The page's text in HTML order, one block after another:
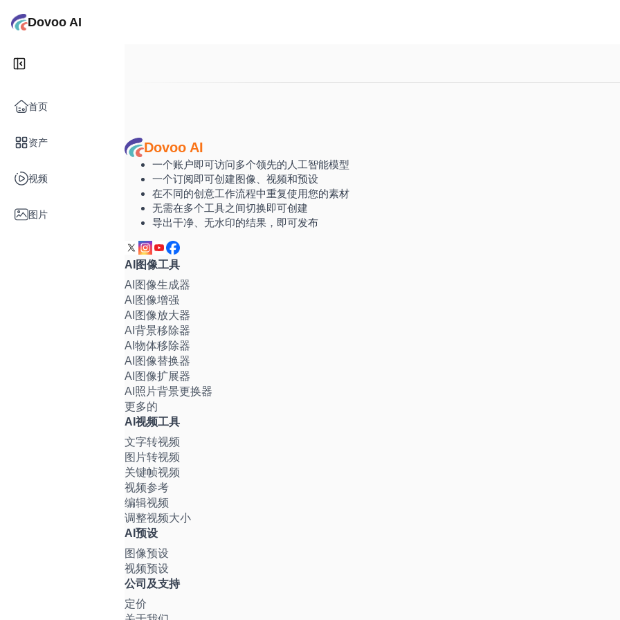
Dovoo AI
首页
资产
视频
图片
Dovoo AI
一个账户即可访问多个领先的人工智能模型
一个订阅即可创建图像、视频和预设
在不同的创意工作流程中重复使用您的素材
无需在多个工具之间切换即可创建
导出干净、无水印的结果，即可发布
AI图像工具
AI图像生成器
AI图像增强
AI图像放大器
AI背景移除器
AI物体移除器
AI图像替换器
AI图像扩展器
AI照片背景更换器
更多的
AI视频工具
文字转视频
图片转视频
关键帧视频
视频参考
编辑视频
调整视频大小
AI预设
图像预设
视频预设
公司及支持
定价